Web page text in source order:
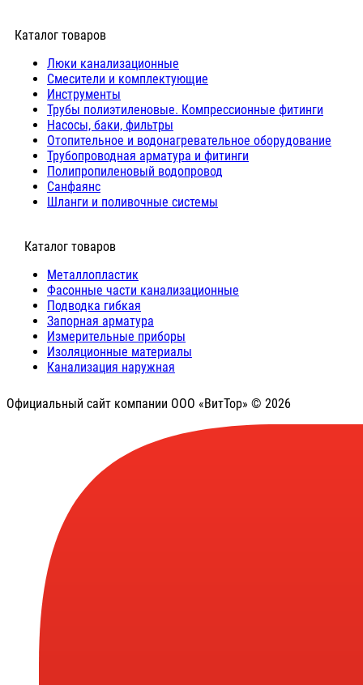
Каталог товаров
Люки канализационные
Cмесители и комплектующие
Инструменты
Трубы полиэтиленовые. Компрессионные фитинги
Насосы, баки, фильтры
Отопительное и водонагревательное оборудование
Трубопроводная арматура и фитинги
Полипропиленовый водопровод
Санфаянс
Шланги и поливочные системы
⠀Каталог товаров
Металлопластик
Фасонные части канализационные
Подводка гибкая
Запорная арматура
Измерительные приборы
Изоляционные материалы
Канализация наружная
Официальный сайт компании ООО «ВитТор» © 2026